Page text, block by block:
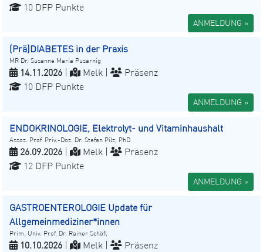
10 DFP Punkte
ANMELDUNG »
(Prä)DIABETES in der Praxis
MR Dr. Susanne Maria Pusarnig
14.11.2026 Melk |
Präsenz
10 DFP Punkte
ANMELDUNG »
ENDOKRINOLOGIE, Elektrolyt- und Vitaminhaushalt
Assoz. Prof. Priv.-Doz. Dr. Stefan Pilz, PhD
26.09.2026 Melk |
Präsenz
12 DFP Punkte
ANMELDUNG »
GASTROENTEROLOGIE Update für
Allgemeinmediziner*innen
Prim. Univ. Prof. Dr. Rainer Schöfl
10.10.2026 Melk |
Präsenz